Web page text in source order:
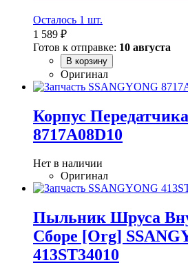
Осталось 1 шт.
1 589 ₽
Готов к отправке: 10 августа
В корзину
Оригинал
Корпус
8717A08D10
Нет в наличии
Оригинал
Пыльник Шруса
Сборе [Org]
413ST34010